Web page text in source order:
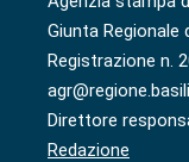
Giunta Regionale
Registrazione n.
Direttore
Redazione